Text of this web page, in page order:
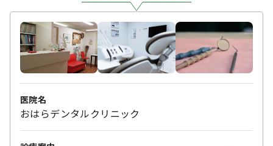
医院名
おはらデンタルクリニック